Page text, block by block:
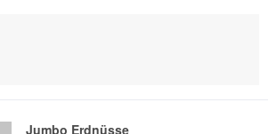
Jumbo Erdnüsse